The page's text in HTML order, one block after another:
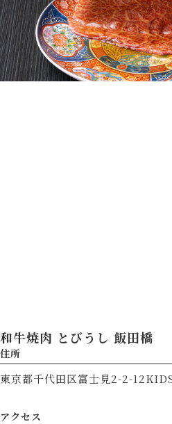
和牛焼肉 とびうし 飯田橋
住所
東京都千代田区富士見2-2-
アクセス